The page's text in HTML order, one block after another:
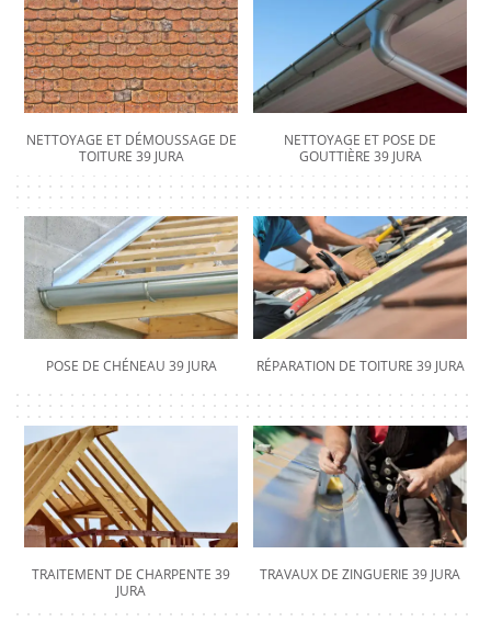
NETTOYAGE ET DÉMOUSSAGE DE
TOITURE 39 JURA
NETTOYAGE ET POSE DE
GOUTTIÈRE 39 JURA
POSE DE CHÉNEAU 39 JURA RÉPARATION DE TOITURE 39 JURA
TRAITEMENT DE CHARPENTE 39
JURA
TRAVAUX DE ZINGUERIE 39 JURA